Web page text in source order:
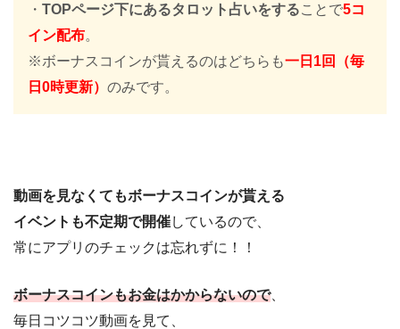
・ TOPページ下にあるタロット占いをすることで5コ
イン配布。
※ボーナスコインが貰えるのはどちらも一日1回（毎
日0時更新） のみです。
動画を見なくてもボーナスコインが貰える
イベントも不定期で開催しているので、
常にアプリのチェックは忘れずに！！
ボーナスコインもお金はかからないので、
毎日コツコツ動画を見て、